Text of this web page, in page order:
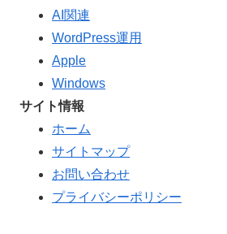
AI関連
WordPress運用
Apple
Windows
サイト情報
ホーム
サイトマップ
お問い合わせ
プライバシーポリシー